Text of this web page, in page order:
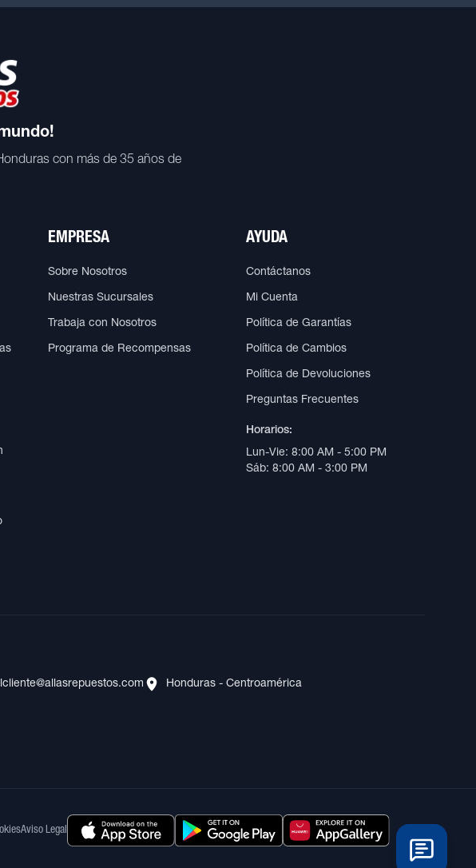
con más de 35 años de
EMPRESA
Sobre Nosotros
Nuestras Sucursales
Trabaja con Nosotros
Programa de Recompensas
AYUDA
Contáctanos
Mi Cuenta
Política de Garantías
Política de Cambios
Política de Devoluciones
Preguntas Frecuentes
Horarios:
Lun-Vie: 8:00 AM - 5:00 PM
Sáb: 8:00 AM - 3:00 PM
Honduras - Centroamérica
Aviso Legal